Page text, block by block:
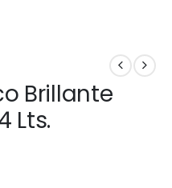
Brillante
Lts.